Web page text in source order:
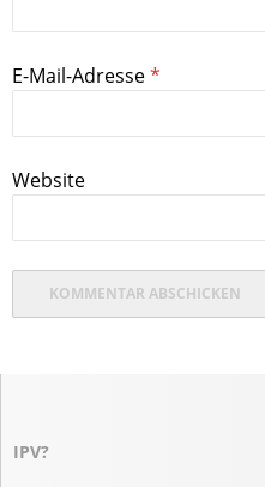
E-Mail-Adresse*
Website
IPV?